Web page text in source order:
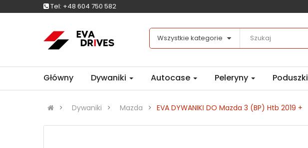
Tel: +48 604 750 582
Wszystkie kategorie
Główny Dywaniki Autocase Peleryny Poduszki
Dywaniki Mazda EVA DYWANIKІ DO Mazda 3 (BP) Htb 2019 +